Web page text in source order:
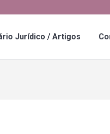
Jurídico / Artigos